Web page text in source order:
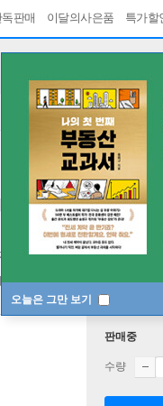
판매 이달의사은품 특가할
오늘은 그만 보기
전문의가 전하는 불안 없
: 不安と折り合いをつけて う
top100 3주
판매중
수량